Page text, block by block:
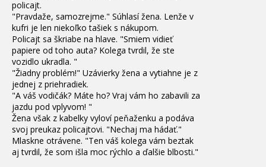
policajt.
"Pravdaže, samozrejme." Súhlasí žena. Lenže v
kufri je len niekoľko tašiek s nákupom.
Policajt sa škriabe na hlave. "Smiem vidieť
papiere od toho auta? Kolega tvrdil, že ste
vozidlo ukradla. "
"Žiadny problém!" Uzávierky žena a vytiahne je z
jednej z priehradiek.
"A váš vodičák? Máte ho? Vraj vám ho zabavili za
jazdu pod vplyvom! "
Žena však z kabelky vyloví peňaženku a podáva
svoj preukaz policajtovi. "Nechaj ma hádať."
Mlaskne otrávene. "Ten váš kolega vám beztak
aj tvrdil, že som išla moc rýchlo a ďalšie blbosti."